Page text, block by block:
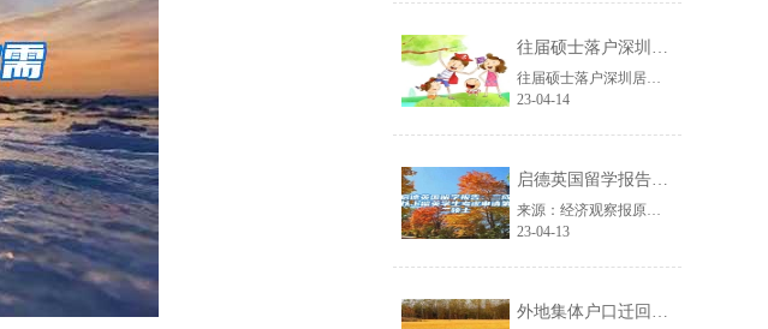
往届硕士落户深圳居住证入户条件
往届硕士落户深圳居住证入户条件深圳是一座宜居的城市，也是一座敬老爱老的城市。......
23-04-14
启德英国留学报告：三成以上留英学生考虑申请第二硕士
来源：经济观察报原标题：启德英国留学报告：三成以上留英学生考虑申请第二硕士经......
23-04-13
外地集体户口迁回原籍如何办理？